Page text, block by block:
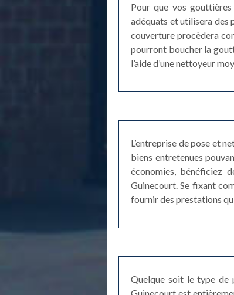
Pour que vos
adéquats et utilisera des
couverture procèdera
pourront boucher la
l’aide d’une nettoyeur
L’entreprise de pose et
biens entretenues
économies, bénéficiez
Guinecourt. Se fixant
fournir des prestations
Quelque soit le type de